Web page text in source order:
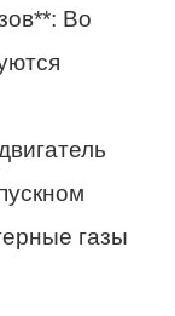
Во
газы